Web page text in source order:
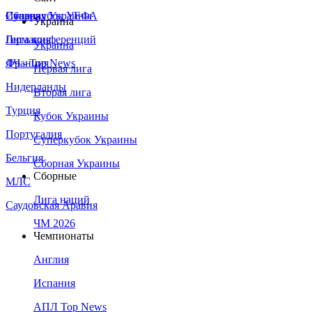
Сборная Украины
Италия
Германия
Франция
Нидерланды
Турция
Португалия
Бельгия
МЛС
Саудовская Аравия
Суперкубок УЕФА
Лига конференций
ЛЧ - Top News
Украина
Украина
Первая лига
Вторая лига
Кубок Украины
Суперкубок Украины
Сборная Украины
Сборные
Лига наций
ЧМ 2026
Чемпионаты
Англия
Испания
АПЛ Top News